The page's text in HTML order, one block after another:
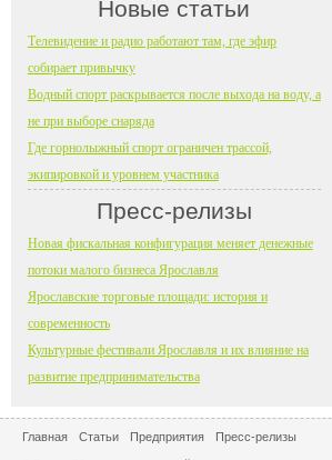
Новые статьи
Телевидение и радио работают там, где эфир
собирает привычку
Водный спорт раскрывается после выхода на воду, а
не при выборе снаряда
Где горнолыжный спорт ограничен трассой,
экипировкой и уровнем участника
Пресс-релизы
Новая фискальная конфигурация меняет денежные
потоки малого бизнеса Ярославля
Ярославские торговые площади: история и
современность
Культурные фестивали Ярославля и их влияние на
развитие предпринимательства
Главная Статьи Предприятия Пресс-релизы